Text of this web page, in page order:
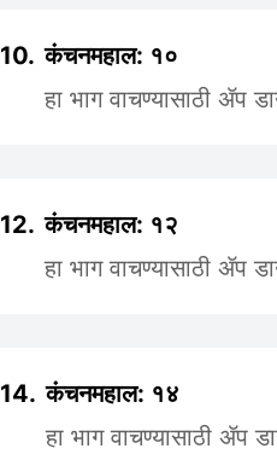
10. कंचनमहाल: १०
हा भाग वाचण्यासाठी ॲप
12. कंचनमहाल: १२
हा भाग वाचण्यासाठी ॲप
14. कंचनमहाल: १४
हा भाग वाचण्यासाठी ॲप